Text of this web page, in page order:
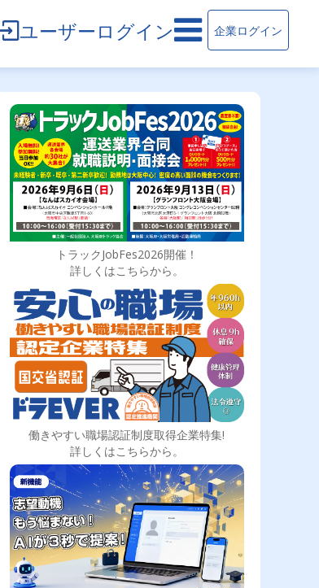
ユーザーログイン 企業ログイン
トラックJobFes2026開催！
詳しくはこちらから。
働きやすい職場認証制度取得企業特集!
詳しくはこちらから。